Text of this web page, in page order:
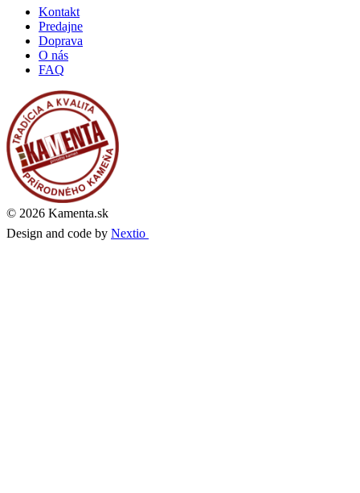
Kontakt
Predajne
Doprava
O nás
FAQ
© 2026 Kamenta.sk
Design and code by Nextio